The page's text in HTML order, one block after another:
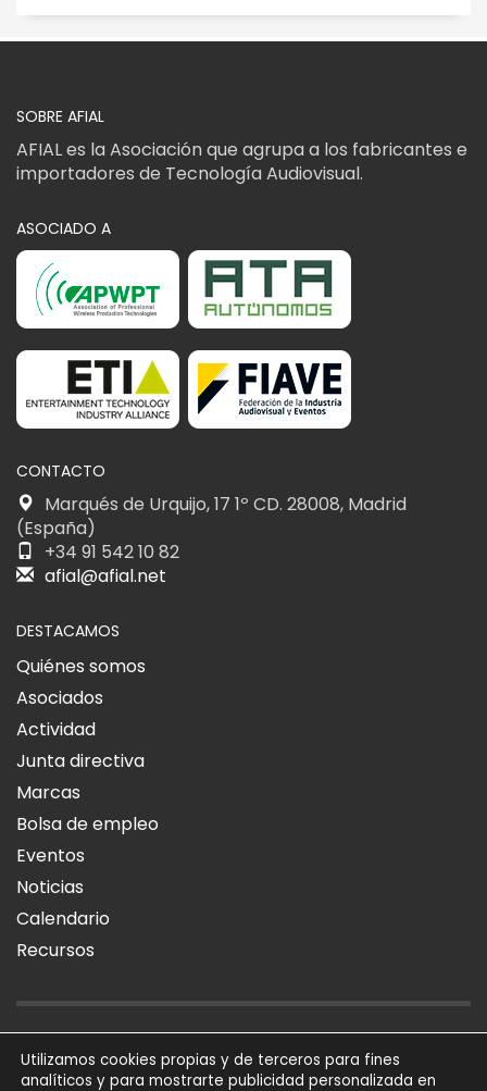
SOBRE AFIAL
AFIAL es la Asociación que agrupa a los fabricantes e
importadores de Tecnología Audiovisual.
ASOCIADO A
CONTACTO
Marqués de Urquijo, 17 1º CD. 28008, Madrid
(España)
+34 91 542 10 82
afial@afial.net
DESTACAMOS
Quiénes somos
Asociados
Actividad
Junta directiva
Marcas
Bolsa de empleo
Eventos
Noticias
Calendario
Recursos
AVISO LEGAL POLÍTICA DE PRIVACIDAD POLÍTICA DE COOKIES
Utilizamos cookies propias y de terceros para fines
analíticos y para mostrarte publicidad personalizada en